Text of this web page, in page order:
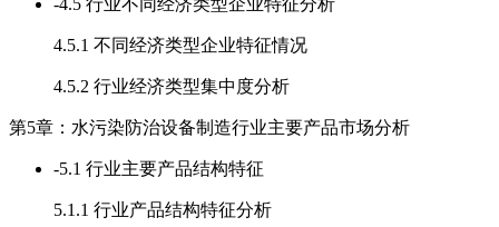
-4.5 行业不同经济类型企业特征分析
4.5.1 不同经济类型企业特征情况
4.5.2 行业经济类型集中度分析
第5章：水污染防治设备制造行业主要产品市场分析
-5.1 行业主要产品结构特征
5.1.1 行业产品结构特征分析